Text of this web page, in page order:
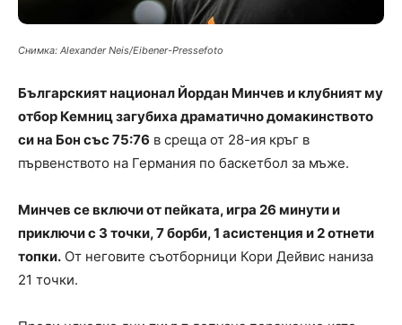
Снимка: Alexander Neis/Eibener-Pressefoto
Българският национал Йордан Минчев и клубният му
отбор Кемниц загубиха драматично домакинството
си на Бон със 75:76 в среща от 28-ия кръг в
първенството на Германия по баскетбол за мъже.
Минчев се включи от пейката, игра 26 минути и
приключи с 3 точки, 7 борби, 1 асистенция и 2 отнети
топки. От неговите съотборници Кори Дейвис наниза
21 точки.